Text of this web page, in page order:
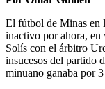
El fútbol de Minas en
inactivo por ahora, en
Solís con el árbitro
insucesos del partido
minuano ganaba por